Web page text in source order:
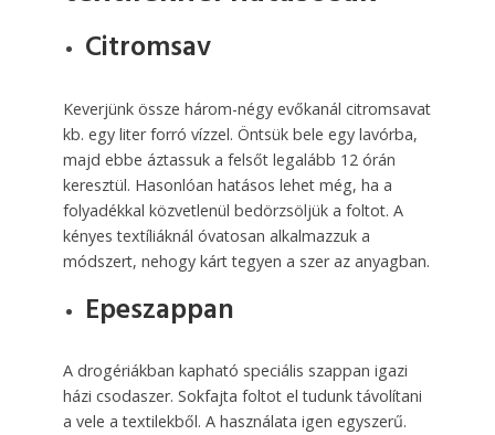
Citromsav
Keverjünk össze három-négy evőkanál citromsavat
kb. egy liter forró vízzel. Öntsük bele egy lavórba,
majd ebbe áztassuk a felsőt legalább 12 órán
keresztül. Hasonlóan hatásos lehet még, ha a
folyadékkal közvetlenül bedörzsöljük a foltot. A
kényes textíliáknál óvatosan alkalmazzuk a
módszert, nehogy kárt tegyen a szer az anyagban.
Epeszappan
A drogériákban kapható speciális szappan igazi
házi csodaszer. Sokfajta foltot el tudunk távolítani
a vele a textilekből. A használata igen egyszerű.